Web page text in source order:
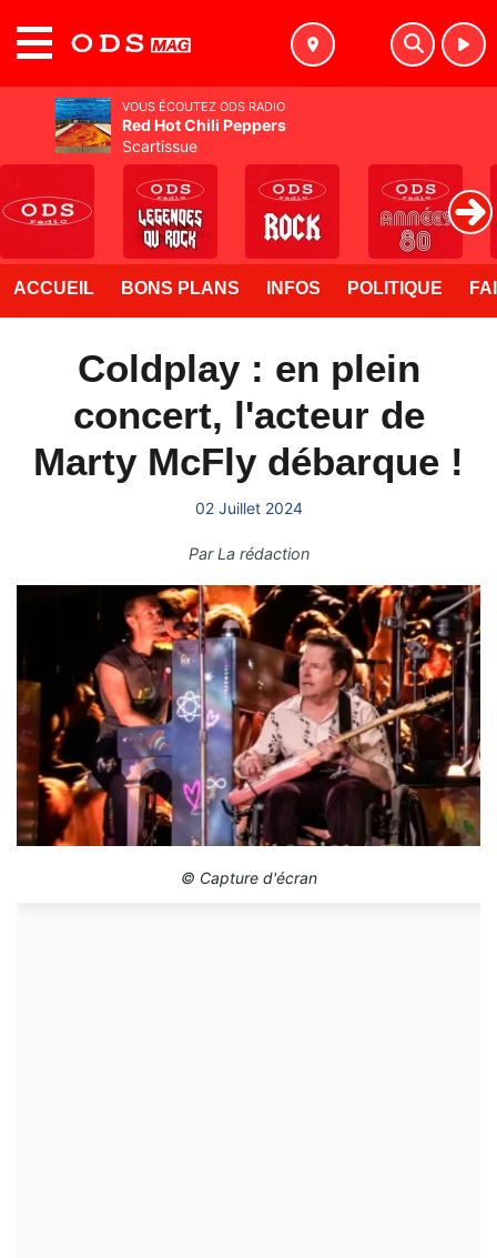
ACCUEIL BONS PLANS INFOS POLITIQUE
Coldplay : en plein
concert, l'acteur de
Marty McFly débarque !
02 Juillet 2024
ParLa rédaction
© Capture d'écran
VOUS ÉCOUTEZ ODS RADIO
Red Hot Chili Peppers
Scartissue